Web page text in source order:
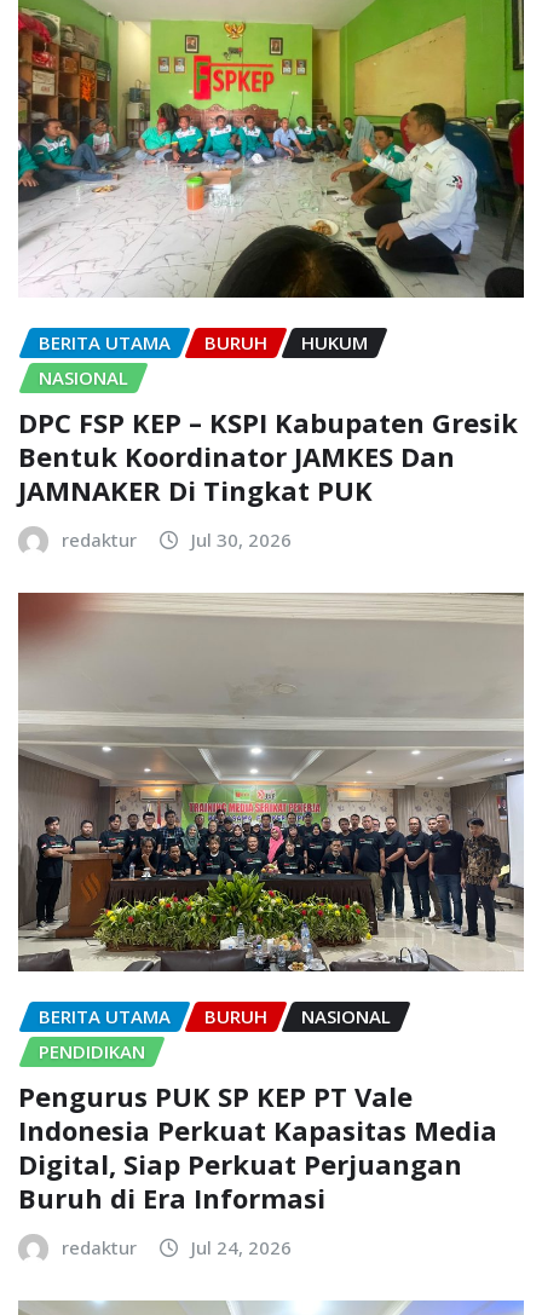
BERITA UTAMA BURUH
HUKUM
NASIONAL
DPC FSP KEP – KSPI Kabupaten Gresik
Bentuk Koordinator JAMKES Dan
JAMNAKER Di Tingkat PUK
redaktur Jul 30, 2026
BERITA UTAMA BURUH
NASIONAL
PENDIDIKAN
Pengurus PUK SP KEP PT Vale
Indonesia Perkuat Kapasitas Media
Digital, Siap Perkuat Perjuangan
Buruh di Era Informasi
redaktur Jul 24, 2026